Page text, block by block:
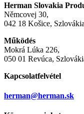
Herman Slovakia
Němcovej 30,
042 18 Košice, Szlovákia
Működés
Mokrá Lúka 226,
050 01 Revúca,
Kapcsolatfelvétel
herman@herman.sk